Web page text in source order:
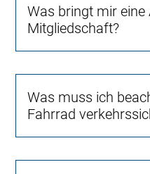
Was bringt mir eine
Mitgliedschaft?
Was muss ich
Fahrrad